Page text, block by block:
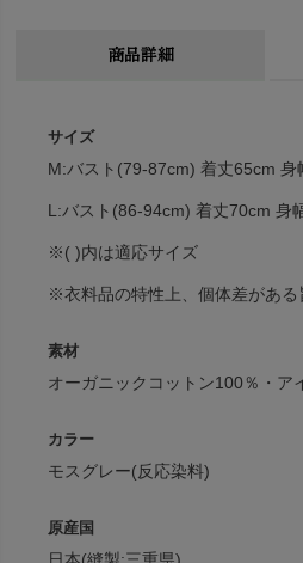
商品詳細
サイズ
M:バスト(79-87cm) 着丈65cm 身
L:バスト(86-94cm) 着丈70cm 身
※( )内は適応サイズ
※衣料品の特性上、個体差がある
素材
オーガニックコットン100％・ア
カラー
モスグレー(反応染料)
原産国